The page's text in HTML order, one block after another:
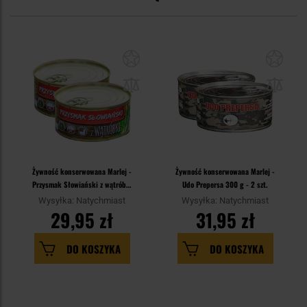
Żywność konserwowana Marlej -
Przysmak Słowiański z wątróbki
300 g - 2 szt.
Wysyłka: Natychmiast
29,95 zł
DO KOSZYKA
Żywność konserwowana Marlej -
Udo Prepersa 300 g - 2 szt.
Wysyłka: Natychmiast
31,95 zł
DO KOSZYKA